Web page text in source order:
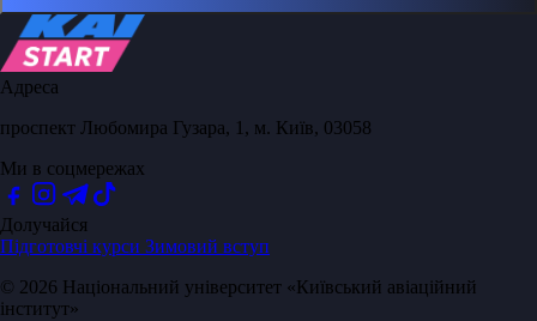
Адреса
проспект Любомира Гузара, 1, м. Київ, 03058
Ми в соцмережах
Долучайся
Підготовчі курси Зимовий вступ
© 2026 Національний університет «Київський авіаційний
інститут»